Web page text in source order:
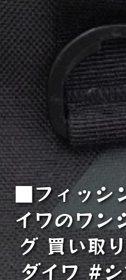
■フィッシ
イワのワン
グ 買い取
ダイワ #